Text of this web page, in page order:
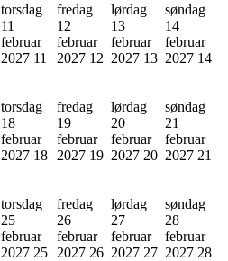
torsdag
11
februar
2027 11
fredag
12
februar
2027 12
lørdag
13
februar
2027 13
søndag
14
februar
2027 14
torsdag
18
februar
2027 18
fredag
19
februar
2027 19
lørdag
20
februar
2027 20
søndag
21
februar
2027 21
torsdag
25
februar
2027 25
fredag
26
februar
2027 26
lørdag
27
februar
2027 27
søndag
28
februar
2027 28